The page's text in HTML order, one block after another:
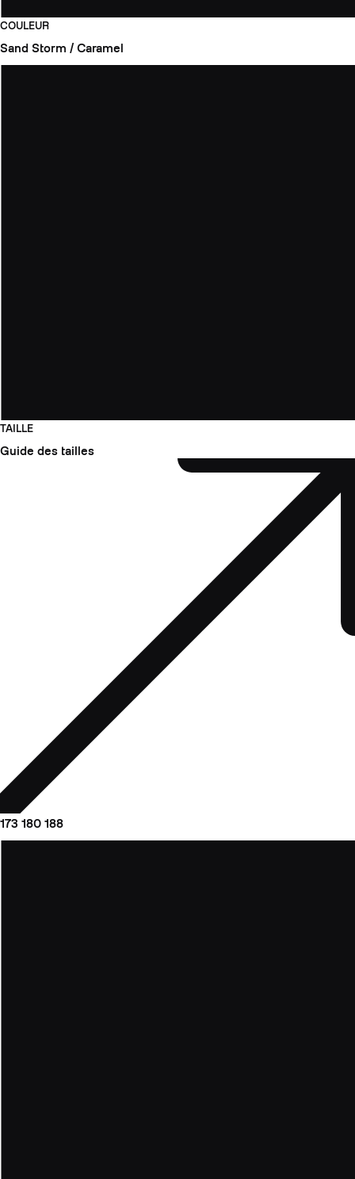
COULEUR
Sand Storm / Caramel
TAILLE
Guide des tailles
173 180 188